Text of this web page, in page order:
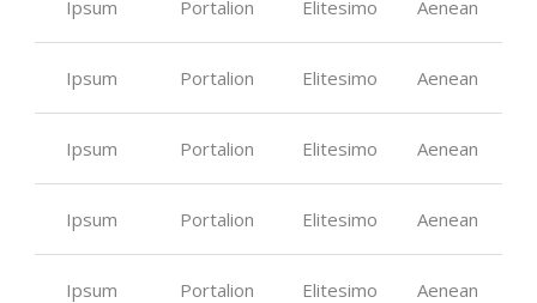
Ipsum Portalion Elitesimo Aenean
Ipsum Portalion Elitesimo Aenean
Ipsum Portalion Elitesimo Aenean
Ipsum Portalion Elitesimo Aenean
Ipsum Portalion Elitesimo Aenean